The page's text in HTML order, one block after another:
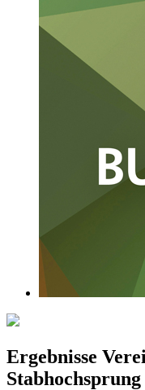
Ergebnisse
Stabhochsprung